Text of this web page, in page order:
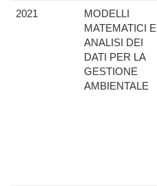
2021
MODELLI
MATEMATICI E
ANALISI DEI
DATI PER LA
GESTIONE
AMBIENTALE